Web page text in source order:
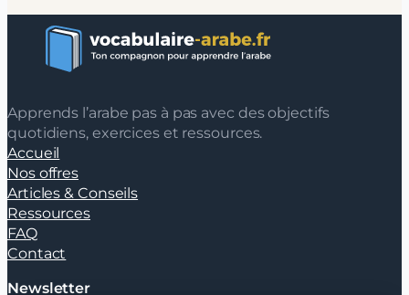
Apprends l’arabe pas à pas avec des objectifs
quotidiens, exercices et ressources.
Accueil
Nos offres
Articles & Conseils
Ressources
FAQ
Contact
Newsletter